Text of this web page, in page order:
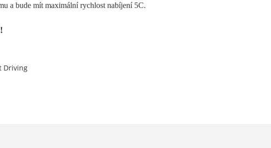
a bude mít maximální rychlost nabíjení 5C.
Driving